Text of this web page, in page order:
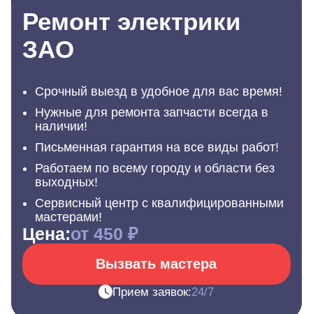
Ремонт электрики
ЗАО
Срочный выезд в удобное для вас время!
Нужные для ремонта запчасти всегда в
наличии!
Письменная гарантия на все виды работ!
Работаем по всему городу и области без
выходных!
Сервисный центр с квалифицированными
мастерами!
Цена:от 450 ₽
Вызвать мастера
Прием заявок:24/7